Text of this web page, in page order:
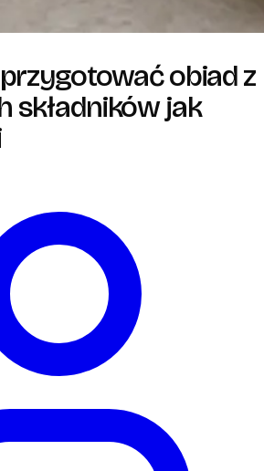
obiad z
składników jak